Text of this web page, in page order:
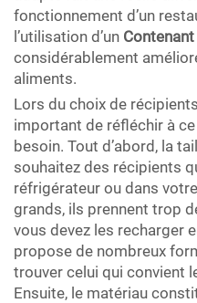
fonctionnement d’un
l’utilisation d’un
considérablement
aliments.
Lors du choix de
important de réfléchir à
besoin. Tout d’abord, la
souhaitez des récipients
réfrigérateur ou dans
grands, ils prennent trop
vous devez les recharger
propose de nombreux
trouver celui qui convient
Ensuite, le matériau